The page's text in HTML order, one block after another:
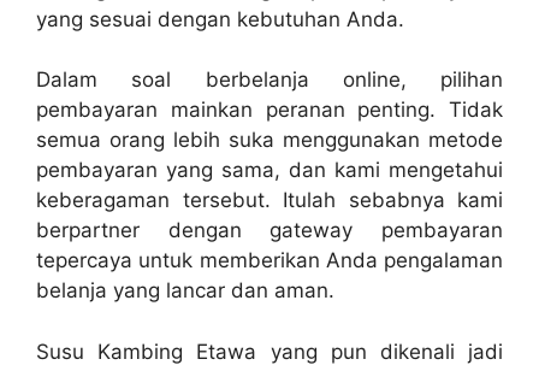
yang sesuai dengan kebutuhan Anda.
Dalam soal berbelanja online, pilihan
pembayaran mainkan peranan penting. Tidak
semua orang lebih suka menggunakan metode
pembayaran yang sama, dan kami mengetahui
keberagaman tersebut. Itulah sebabnya kami
berpartner dengan gateway pembayaran
tepercaya untuk memberikan Anda pengalaman
belanja yang lancar dan aman.
Susu Kambing Etawa yang pun dikenali jadi